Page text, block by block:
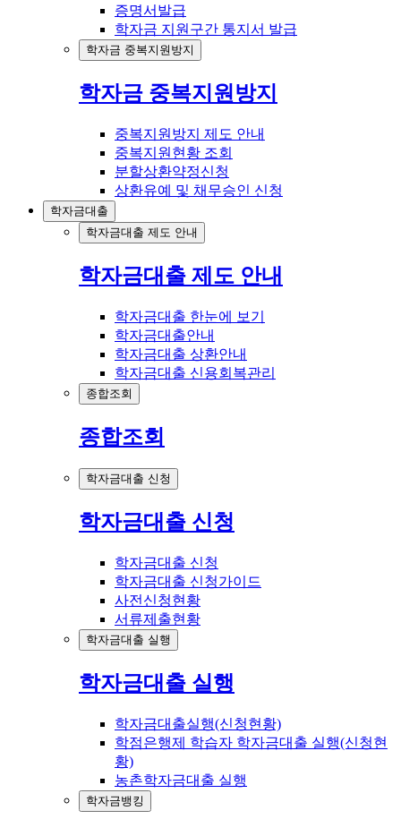
증명서발급
학자금 지원구간 통지서 발급
학자금 중복지원방지
학자금 중복지원방지
중복지원방지 제도 안내
중복지원현황 조회
분할상환약정신청
상환유예 및 채무승인 신청
학자금대출
학자금대출 제도 안내
학자금대출 제도 안내
학자금대출 한눈에 보기
학자금대출안내
학자금대출 상환안내
학자금대출 신용회복관리
종합조회
종합조회
학자금대출 신청
학자금대출 신청
학자금대출 신청
학자금대출 신청가이드
사전신청현황
서류제출현황
학자금대출 실행
학자금대출 실행
학자금대출실행(신청현황)
학점은행제 학습자 학자금대출 실행(신청현
황)
농촌학자금대출 실행
학자금뱅킹